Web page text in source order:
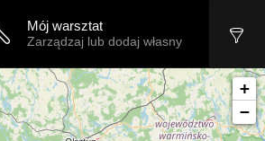
Mój warsztat
Zarządzaj lub dodaj własny
+
−